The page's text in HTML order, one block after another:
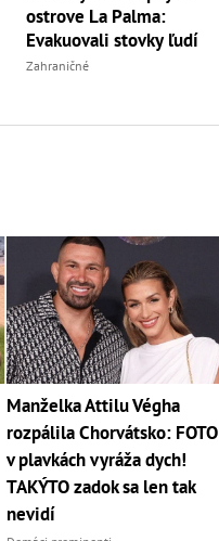
ostrove La Palma:
Evakuovali stovky ľudí
Zahraničné
Manželka Attilu Végha
rozpálila Chorvátsko: FOTO
v plavkách vyráža dych!
TAKÝTO zadok sa len tak
nevidí